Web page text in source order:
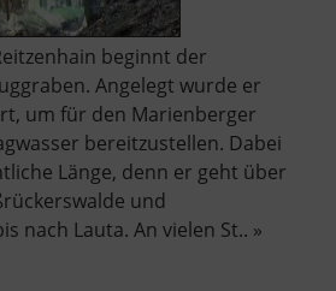
beginnt der
Angelegt wurde er
um für den Marienberger
bereitzustellen. Dabei
Länge, denn er geht über
und
nach Lauta. An vielen St.. »